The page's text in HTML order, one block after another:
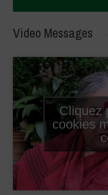
Video Messages
Cliquez
cookies